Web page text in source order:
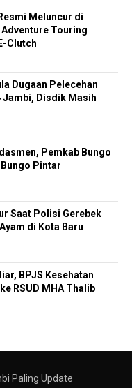
Meluncur di
Adventure Touring
Clutch
Dugaan Pelecehan
Jambi, Disdik Masih
Pemkab Bungo
Pintar
Saat Polisi Gerebek
di Kota Baru
BPJS Kesehatan
RSUD MHA Thalib
Paling Update